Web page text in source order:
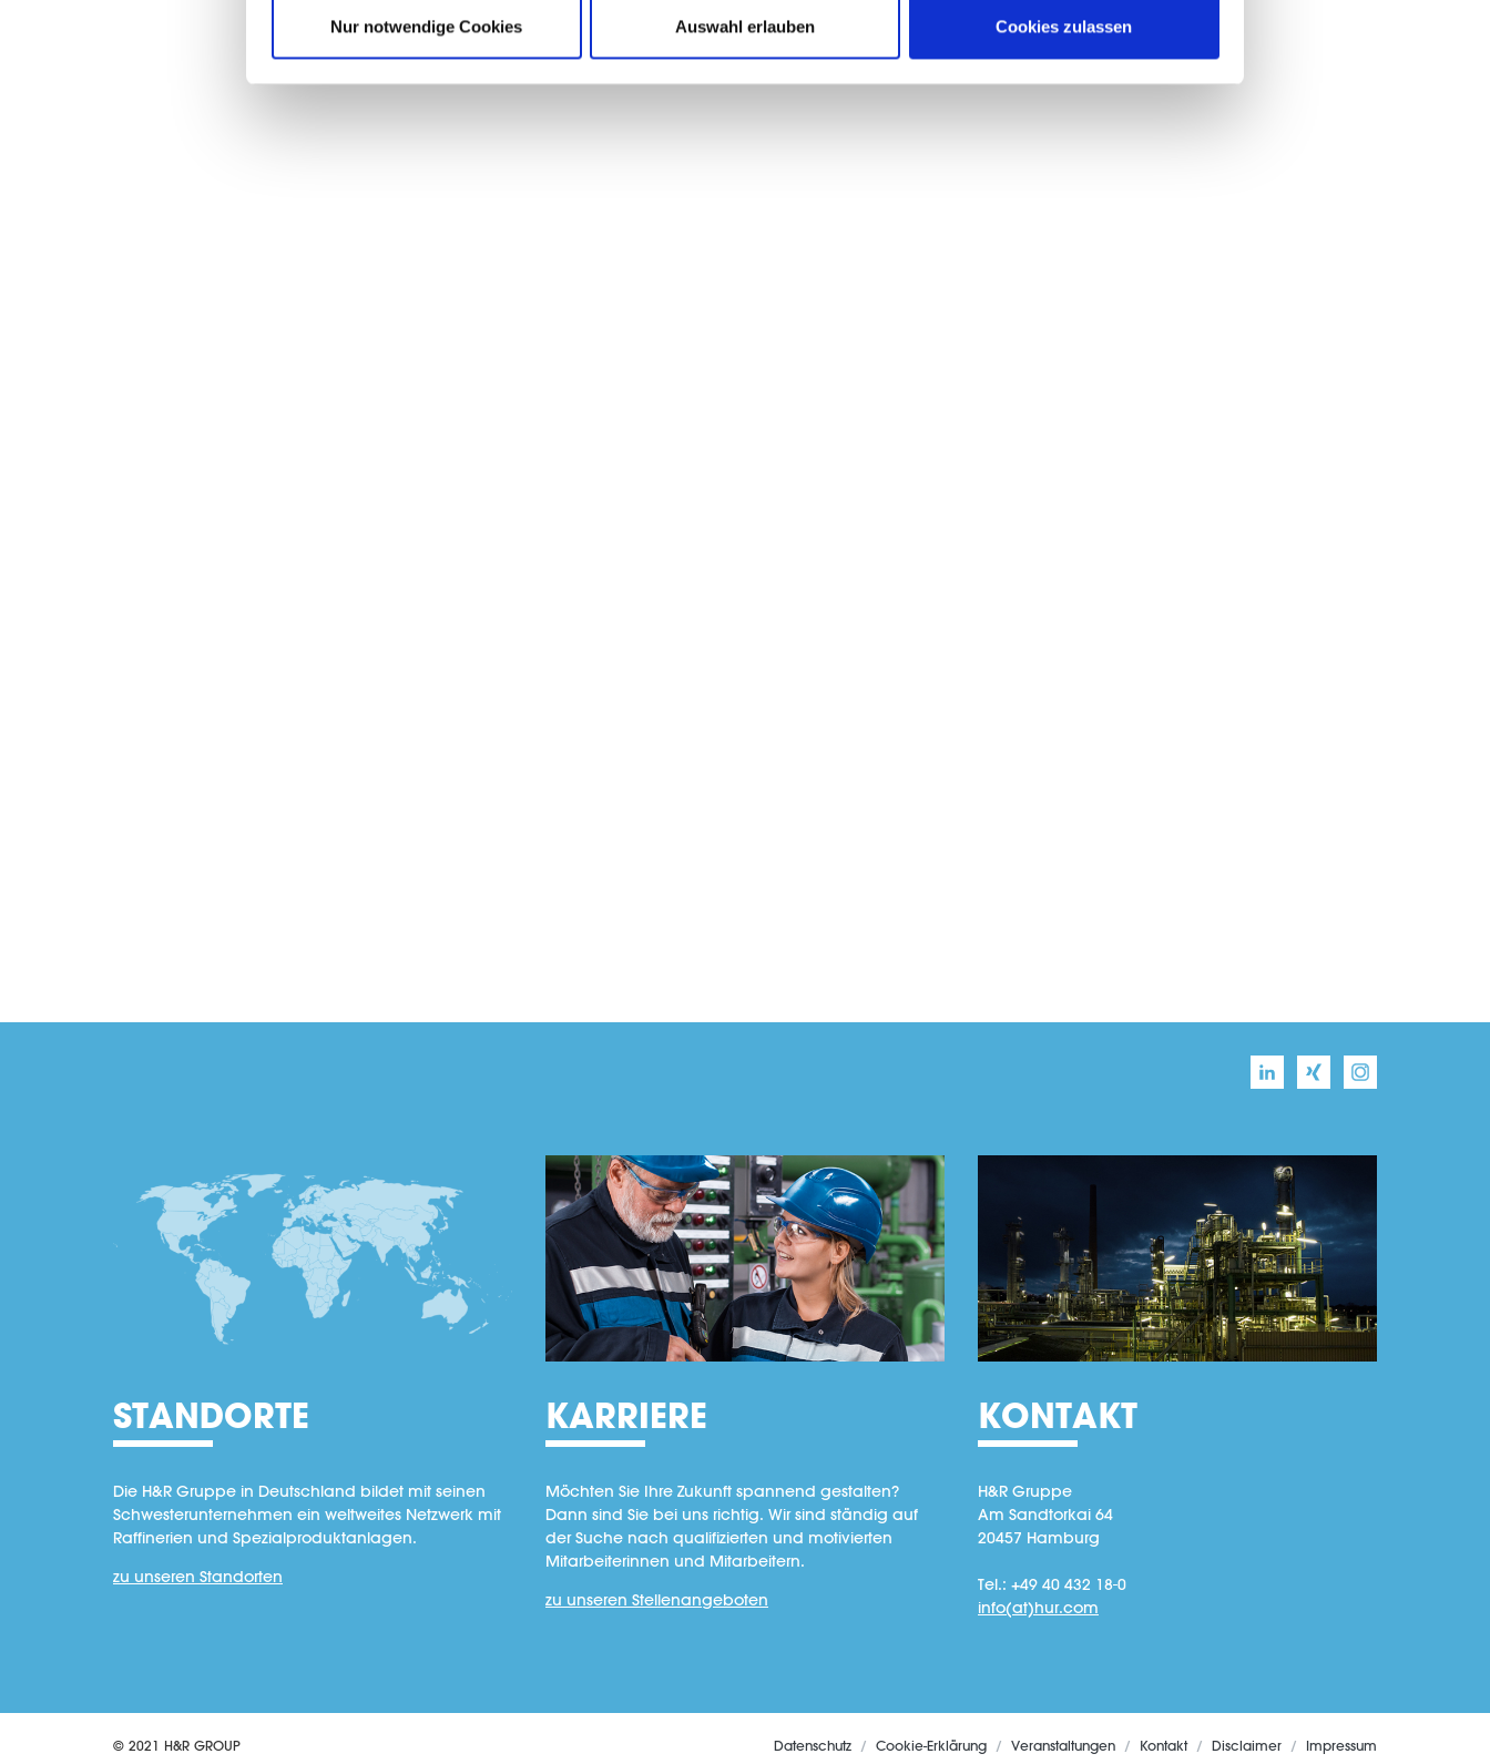
Nur notwendige Cookies Auswahl erlauben Cookies zulassen
STANDORTE
Die H&R Gruppe in Deutschland bildet mit seinen
Schwesterunternehmen ein weltweites Netzwerk mit
Raffinerien und Spezialproduktanlagen.
zu unseren Standorten
KARRIERE
Möchten Sie Ihre Zukunft spannend gestalten?
Dann sind Sie bei uns richtig. Wir sind ständig auf
der Suche nach qualifizierten und motivierten
Mitarbeiterinnen und Mitarbeitern.
zu unseren Stellenangeboten
KONTAKT
H&R Gruppe
Am Sandtorkai 64
20457 Hamburg
Tel.: +49 40 432 18-0
info(at)hur.com
© 2021 H&R GROUP Datenschutz Cookie-Erklärung Veranstaltungen Kontakt Disclaimer Impressum